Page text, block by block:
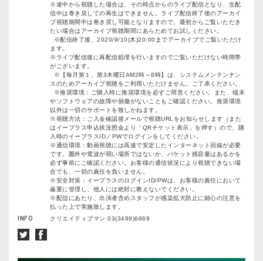
※途中から視聴した場合は、その時点からのライブ配信となり、生配
信中は巻き戻しての再生はできません。ライブ配信終了後のアーカイ
ブ視聴期間中は巻き戻し可能となりますので、最初からご覧いただき
たい場合はアーカイブ視聴期間にあらためてお試しください。
※配信終了後、2020/9/10(木)20:00までアーカイブでご覧いただけ
ます。
※ライブ配信後に再配信処理を行いますのでご覧いただけない時間帯
がございます。
※【毎月第１、第3木曜日AM2時～8時】は、システムメンテンナン
スのためアーカイブ視聴をご利用いただけません。ご了承ください。
※推奨環境：ご購入時に推奨環境を必ずご用意ください。また、端末
やソフトウェアの故障や損傷がないこともご確認ください。推奨環境
以外は一切のサポートを致しかねます。
※視聴方法：ご入金確認後メールで視聴URLをお知らせします（また
はイープラス申込状況照会より「QRチケット表示」を押す）ので、購
入時のイープラスID／PWでログインをしてください。
※通信環境：動画視聴には高速で安定したインターネット回線が必要
です。圏外や電波が弱い場所ではないか、パケット残容量はあるかを
必ず事前にご確認ください。お客様の通信状況により視聴できない場
合でも、一切の責任を負いません。
※安全対策：イープラスのログインID/PWは、お客様の責任において
厳重に管理し、他人には絶対に教えないでください。
※配信にあたり、出演者含めスタッフが感染拡大防止に細心の注意を
払った上で実施致します。
INFO
クリエイティブマン 03(3499)6669